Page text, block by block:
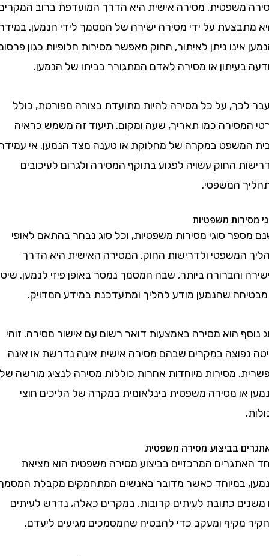
מסירה אישית היא הדרך המועדפת ברוב המקרים,
על ידי מסירה ישירה של המסמך לידי הנמען. במידה
אינו ניתן לאיתור, החוק מאפשר מסירות חלופיות כגון פרסום
או מסירה לאדם המתגורר בביתו של הנמען.
על כל מסירה להיות מתועדת בצורה מפורטת, כולל
כמו תאריך, שעה ומקום. תיעוד זה משמש כראיה
במקרה של מחלוקת או טענה מצד הנמען. אי עמידה
החוק עשויה לפגוע בתוקף המסירה ולגרום לעיכובים
המשפטי.
משפטיות
סוגי מסירות משפטיות, וכל סוג נבחר בהתאם לאופי
ולדרישות החוק. המסירה האישית היא הדרך
והברורה ביותר, שבה המסמך נמסר באופן פיזי לנמען. שיטה
שהנמען מודע להליך ומתעדכנת במידע המדויק.
הוא מסירה באמצעות דואר רשום עם אישור מסירה. זוהי
במקרים שבהם מסירה אישית אינה נדרשת או אינה
מסירות מיוחדות אחרות כוללות מסירה לנציג מורשה של
מסירה משפטית בינלאומית במקרה של הליכים חוצי
בביצוע מסירה משפטית
המרכזיים בביצוע מסירה משפטית הוא מציאת
במיוחד כאשר מדובר באנשים המתחמקים מקבלת המסמך
כתובת לעיתים קרובות. במקרים כאלה, נדרש לעיתים
ומעקב כדי להבטיח שהמסמכים מגיעים ליעדם.